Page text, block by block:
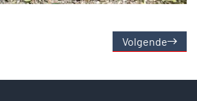
Volgende